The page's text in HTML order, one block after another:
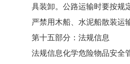
具装卸。公路运输时要按规
严禁用木船、水泥船散装运
第十五部分：法规信息
法规信息化学危险物品安全